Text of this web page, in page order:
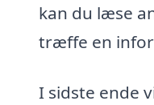
kan du læse
træffe en
I sidste ende